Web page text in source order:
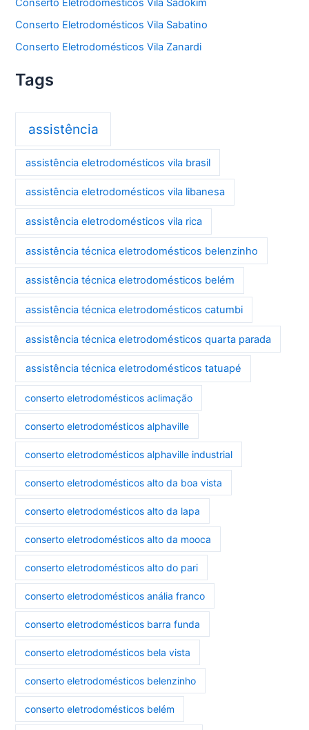
Conserto Eletrodomésticos Vila Sadokim
Conserto Eletrodomésticos Vila Sabatino
Conserto Eletrodomésticos Vila Zanardi
Tags
assistência
assistência eletrodomésticos vila brasil
assistência eletrodomésticos vila libanesa
assistência eletrodomésticos vila rica
assistência técnica eletrodomésticos belenzinho
assistência técnica eletrodomésticos belém
assistência técnica eletrodomésticos catumbi
assistência técnica eletrodomésticos quarta parada
assistência técnica eletrodomésticos tatuapé
conserto eletrodomésticos aclimação
conserto eletrodomésticos alphaville
conserto eletrodomésticos alphaville industrial
conserto eletrodomésticos alto da boa vista
conserto eletrodomésticos alto da lapa
conserto eletrodomésticos alto da mooca
conserto eletrodomésticos alto do pari
conserto eletrodomésticos anália franco
conserto eletrodomésticos barra funda
conserto eletrodomésticos bela vista
conserto eletrodomésticos belenzinho
conserto eletrodomésticos belém